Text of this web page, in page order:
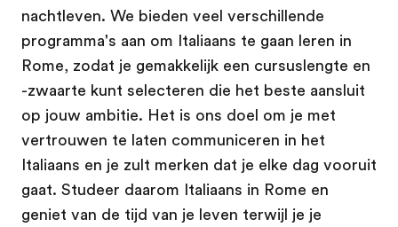
nachtleven. We bieden veel verschillende
programma's aan om Italiaans te gaan leren in
Rome, zodat je gemakkelijk een cursuslengte en
-zwaarte kunt selecteren die het beste aansluit
op jouw ambitie. Het is ons doel om je met
vertrouwen te laten communiceren in het
Italiaans en je zult merken dat je elke dag vooruit
gaat. Studeer daarom Italiaans in Rome en
geniet van de tijd van je leven terwijl je je